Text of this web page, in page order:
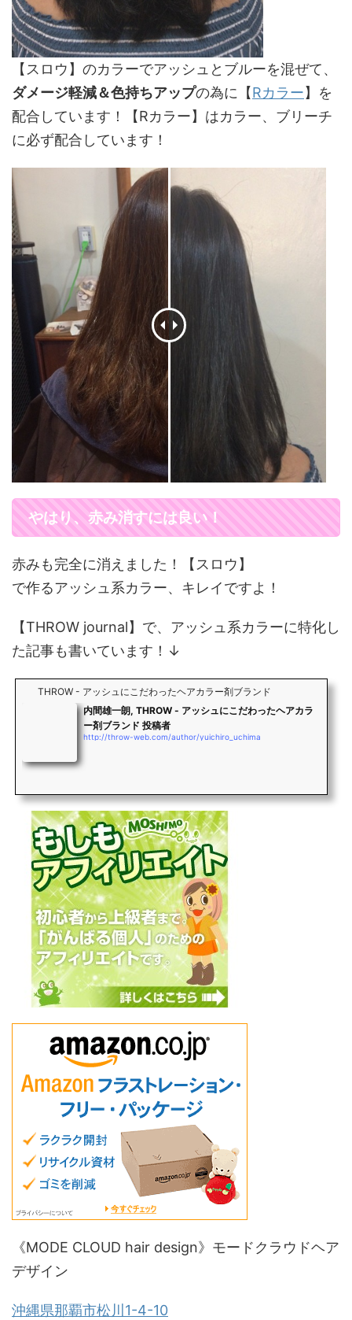
【スロウ】のカラーでアッシュとブルーを混ぜて、
ダメージ軽減＆色持ちアップの為に【Rカラー】を
配合しています！【Rカラー】はカラー、ブリーチ
に必ず配合しています！
やはり、赤み消すには良い！
赤みも完全に消えました！【スロウ】
で作るアッシュ系カラー、キレイですよ！
【THROW journal】で、アッシュ系カラーに特化し
た記事も書いています！↓
THROW - アッシュにこだわったヘアカラー剤ブランド
内間雄一朗, THROW - アッシュにこだわったヘアカラ
ー剤ブランド 投稿者
http://throw-web.com/author/yuichiro_uchima
《MODE CLOUD hair design》モードクラウドヘア
デザイン
沖縄県那覇市松川1-4-10